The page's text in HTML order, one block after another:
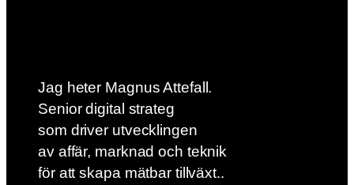
Jag heter Magnus Attefall.
Senior digital strateg
som driver utvecklingen
av affär, marknad och teknik
för att skapa mätbar tillväxt..